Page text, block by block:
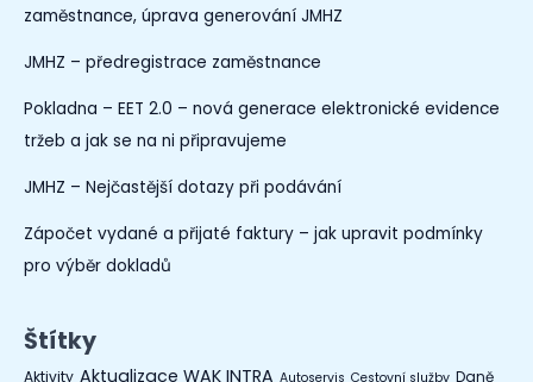
zaměstnance, úprava generování JMHZ
JMHZ – předregistrace zaměstnance
Pokladna – EET 2.0 – nová generace elektronické evidence
tržeb a jak se na ni připravujeme
JMHZ – Nejčastější dotazy při podávání
Zápočet vydané a přijaté faktury – jak upravit podmínky
pro výběr dokladů
Štítky
Aktivity Aktualizace WAK INTRA Autoservis Cestovní služby Daně